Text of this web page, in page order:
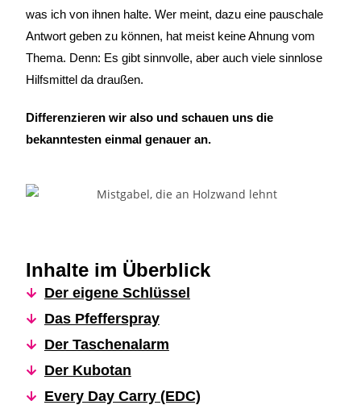
was ich von ihnen halte. Wer meint, dazu eine pauschale
Antwort geben zu können, hat meist keine Ahnung vom
Thema. Denn: Es gibt sinnvolle, aber auch viele sinnlose
Hilfsmittel da draußen.
Differenzieren wir also und schauen uns die
bekanntesten einmal genauer an.
Inhalte im Überblick
Der eigene Schlüssel
Das Pfefferspray
Der Taschenalarm
Der Kubotan
Every Day Carry (EDC)